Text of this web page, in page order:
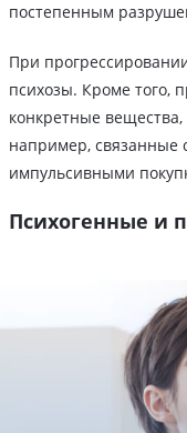
постепенным
При
психозы. Кроме того,
конкретные
например, связанные
импульсивными
Психогенные и